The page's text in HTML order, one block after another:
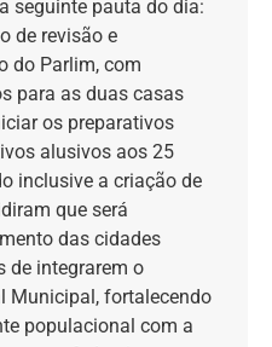
seguinte pauta do dia:
de revisão e
do Parlim, com
para as duas casas
os preparativos
alusivos aos 25
inclusive a criação de
que será
das cidades
de integrarem o
Municipal, fortalecendo
populacional com a